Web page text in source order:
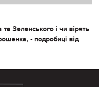
Зеленського і чи вірять
- подробиці від